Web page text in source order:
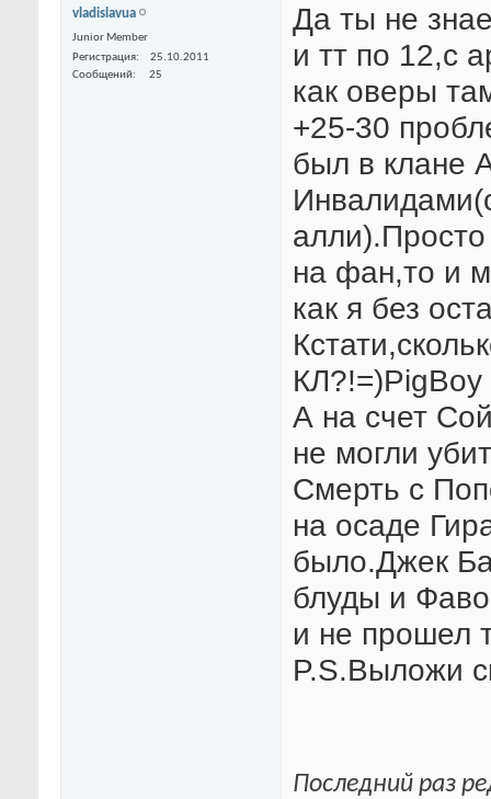
vladislavua
Junior Member
Регистрация
25.10.2011
Сообщений
25
Да ты не
и тт по 12,с
как оверы
+25-30
был в клане
алли).Просто
на фан,то и
как я без
КЛ?!=)PigBoy
А на счет
не могли
Смерть с
на осаде
было.Джек
блуды и
и не прошел
P.S.Выложи
Последний раз